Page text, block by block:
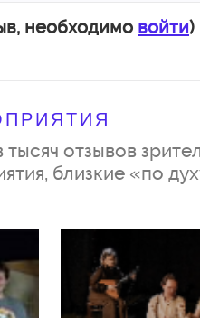
вернуться
стране
Уткин
Чабанов
Смелянец
необходимо войти)
отзывов
близкие «по